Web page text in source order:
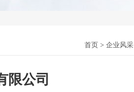
首页 > 企业风采
限公司